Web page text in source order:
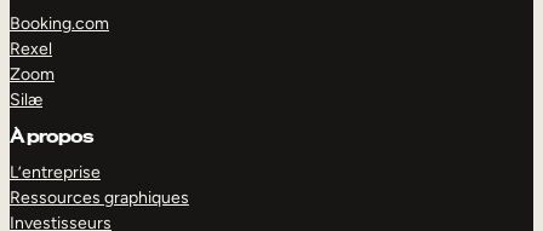
Booking.com
Rexel
Zoom
Silæ
À propos
L’entreprise
Ressources graphiques
Investisseurs